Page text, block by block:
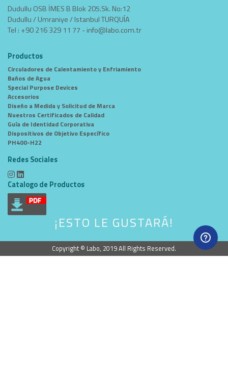
Dudullu OSB İMES B Blok 205.Sk. No:12
Dudullu / Umraniye / Istanbul TURQUÍA
Tel : +90 216 329 11 77 -info@labo.com.tr
Productos
Circuladores de Calentamiento y Enfriamiento
Baños de Agua
Special Purpose Devices
Accesorios
Diseño a Medida y Solicitud de Marca
Nuestros Certificados de Calidad
Guía de Identidad Corporativa
Dispositivos de Objetivo Específico
PH400-H22
Redes Sociales
Catalogo de Productos
¡ESTO LE GUSTARÁ!
Copyright © Labo, 2019 All Rights Reserved.